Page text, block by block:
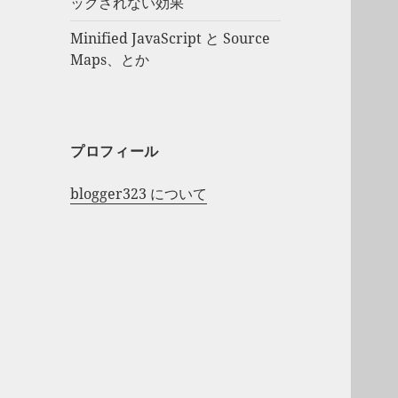
Minified JavaScript と Source
Maps、とか
プロフィール
blogger323 について